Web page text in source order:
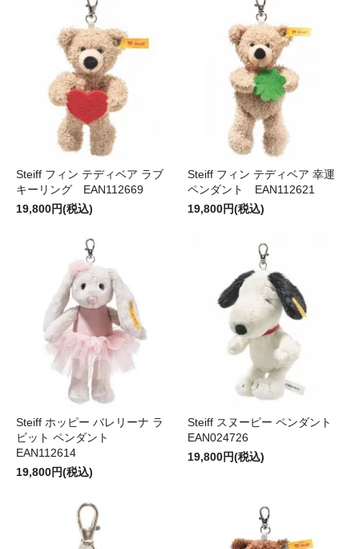
Steiff フィン テディベア ラブ
キーリング EAN112669
19,800円(税込)
Steiff フィン テディベア 幸運
ペンダント EAN112621
19,800円(税込)
Steiff ホッピー バレリーナ ラ
ビット ペンダント
EAN112614
19,800円(税込)
Steiff スヌーピー ペンダント
EAN024726
19,800円(税込)